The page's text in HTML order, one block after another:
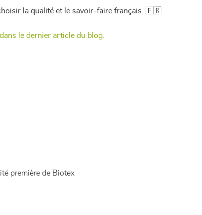
la qualité et le savoir-faire français. 🇫🇷
dans le dernier article du blog.
première de Biotex